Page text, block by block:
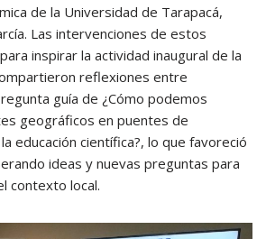
de la Universidad de Tarapacá,
Las intervenciones de estos
inspirar la actividad inaugural de la
reflexiones entre
guía de ¿Cómo podemos
geográficos en puentes de
educación científica?, lo que favoreció
ideas y nuevas preguntas para
contexto local.